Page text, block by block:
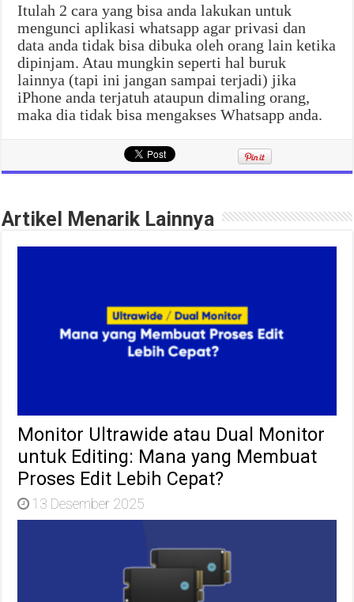
Itulah 2 cara yang bisa anda lakukan untuk
mengunci aplikasi whatsapp agar privasi dan
data anda tidak bisa dibuka oleh orang lain ketika
dipinjam. Atau mungkin seperti hal buruk
lainnya (tapi ini jangan sampai terjadi) jika
iPhone anda terjatuh ataupun dimaling orang,
maka dia tidak bisa mengakses Whatsapp anda.
Artikel Menarik Lainnya
Monitor Ultrawide atau Dual Monitor
untuk Editing: Mana yang Membuat
Proses Edit Lebih Cepat?
13 Desember 2025